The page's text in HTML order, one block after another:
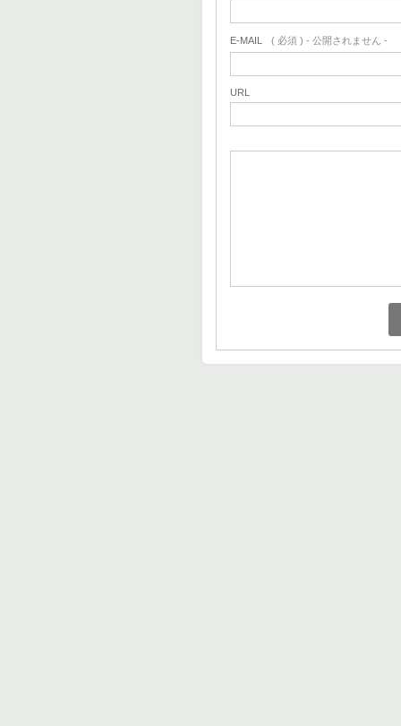
E-MAIL ( 必須 ) - 公開されません -
URL